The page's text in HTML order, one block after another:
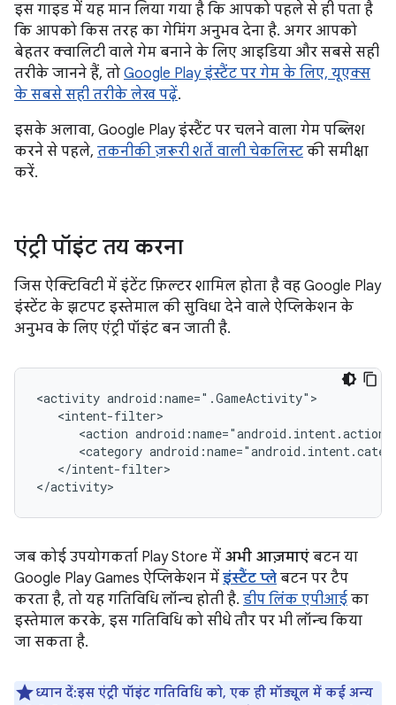
इस गाइड में यह मान लिया गया है कि आपको पहले से ही पता है
कि आपको किस तरह का गेमिंग अनुभव देना है. अगर आपको
बेहतर क्वालिटी वाले गेम बनाने के लिए आइडिया और सबसे सही
तरीके जानने हैं, तो Google Play इंस्टैंट पर गेम के लिए, यूएक्स
के सबसे सही तरीके लेख पढ़ें.
इसके अलावा, Google Play इंस्टैंट पर चलने वाला गेम पब्लिश
करने से पहले, तकनीकी ज़रूरी शर्तें वाली चेकलिस्ट की समीक्षा
करें.
एंट्री पॉइंट तय करना
जिस ऐक्टिविटी में इंटेंट फ़िल्टर शामिल होता है वह Google Play
इंस्टेंट के झटपट इस्तेमाल की सुविधा देने वाले ऐप्लिकेशन के
अनुभव के लिए एंट्री पॉइंट बन जाती है.
<activity
<action
<category
</intent-filter>
जब कोई उपयोगकर्ता Play Store में अभी आज़माएं बटन या
Google Play Games ऐप्लिकेशन में इंस्टैंट प्ले बटन पर टैप
करता है, तो यह गतिविधि लॉन्च होती है. डीप लिंक एपीआई का
इस्तेमाल करके, इस गतिविधि को सीधे तौर पर भी लॉन्च किया
जा सकता है.
ध्यान दें:इस एंट्री पॉइंट गतिविधि को, एक ही मॉड्यूल में कई अन्य